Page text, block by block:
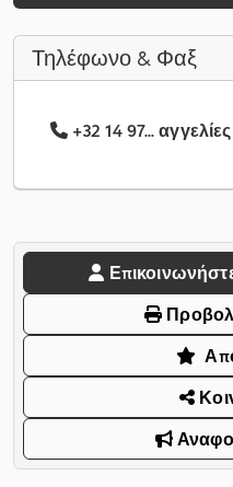
Τηλέφωνο & Φαξ
+32 14 97... αγγελίες